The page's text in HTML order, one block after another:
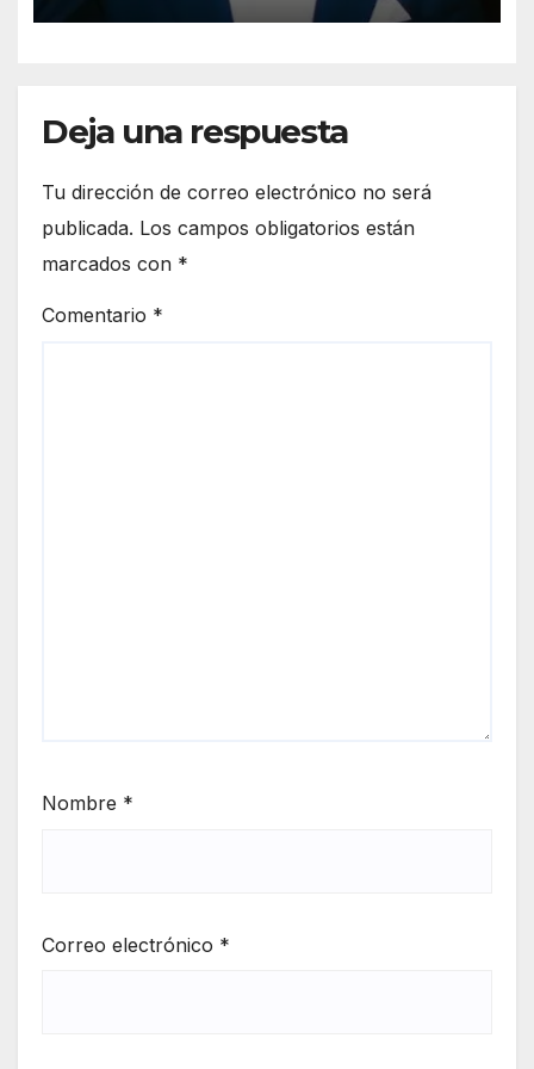
Deja una respuesta
Tu dirección de correo electrónico no será
publicada. Los campos obligatorios están
marcados con *
Comentario *
Nombre *
Correo electrónico *